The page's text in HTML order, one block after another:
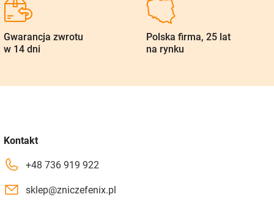
Gwarancja zwrotu
w 14 dni
Polska firma, 25 lat
na rynku
Kontakt
+48 736 919 922
sklep@zniczefenix.pl